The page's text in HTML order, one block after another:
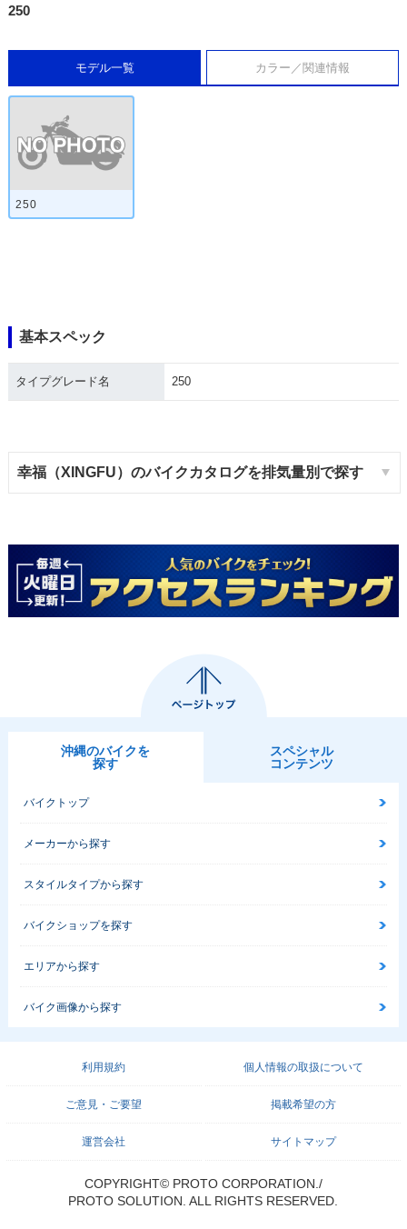
250
モデル一覧 カラー／関連情報
250
基本スペック
タイプグレード名 250
幸福（XINGFU）のバイクカタログを排気量別で探す
沖縄のバイクを
探す
スペシャル
コンテンツ
バイクトップ
メーカーから探す
スタイルタイプから探す
バイクショップを探す
エリアから探す
バイク画像から探す
利用規約 個人情報の取扱について
ご意見・ご要望 掲載希望の方
運営会社 サイトマップ
COPYRIGHT© PROTO CORPORATION./
PROTO SOLUTION. ALL RIGHTS RESERVED.